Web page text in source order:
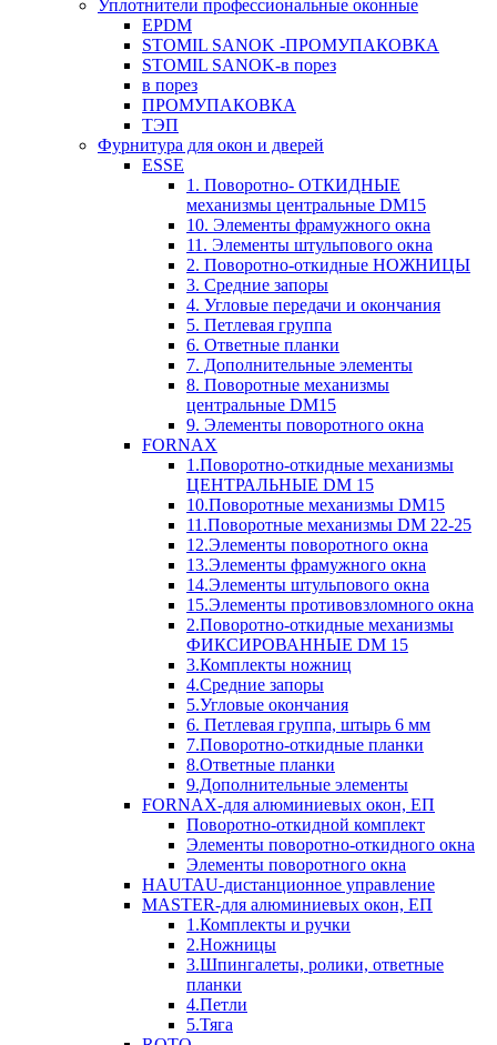
Уплотнители профессиональные оконные
EPDM
STOMIL SANOK -ПРОМУПАКОВКА
STOMIL SANOK-в порез
в порез
ПРОМУПАКОВКА
ТЭП
Фурнитура для окон и дверей
ESSE
1. Поворотно- ОТКИДНЫЕ
механизмы центральные DM15
10. Элементы фрамужного окна
11. Элементы штульпового окна
2. Поворотно-откидные НОЖНИЦЫ
3. Средние запоры
4. Угловые передачи и окончания
5. Петлевая группа
6. Ответные планки
7. Дополнительные элементы
8. Поворотные механизмы
центральные DM15
9. Элементы поворотного окна
FORNAX
1.Поворотно-откидные механизмы
ЦЕНТРАЛЬНЫЕ DM 15
10.Поворотные механизмы DM15
11.Поворотные механизмы DM 22-25
12.Элементы поворотного окна
13.Элементы фрамужного окна
14.Элементы штульпового окна
15.Элементы противовзломного окна
2.Поворотно-откидные механизмы
ФИКСИРОВАННЫЕ DM 15
3.Комплекты ножниц
4.Средние запоры
5.Угловые окончания
6. Петлевая группа, штырь 6 мм
7.Поворотно-откидные планки
8.Ответные планки
9.Дополнительные элементы
FORNAX-для алюминиевых окон, ЕП
Поворотно-откидной комплект
Элементы поворотно-откидного окна
Элементы поворотного окна
HAUTAU-дистанционное управление
MASTER-для алюминиевых окон, ЕП
1.Комплекты и ручки
2.Ножницы
3.Шпингалеты, ролики, ответные
планки
4.Петли
5.Тяга